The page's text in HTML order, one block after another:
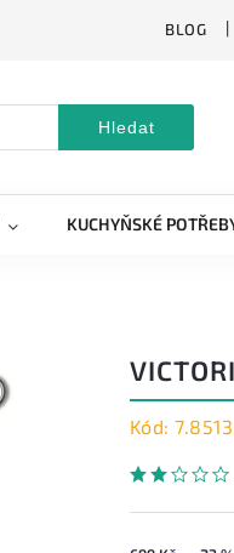
BLOG
Hledat
KUCHYŇSKÉ
Kód: 7.8513